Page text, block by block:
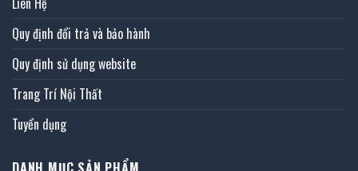
Quy định đổi trả và bảo hành
Quy định sử dụng website
Trang Trí Nội Thất
Tuyển dụng